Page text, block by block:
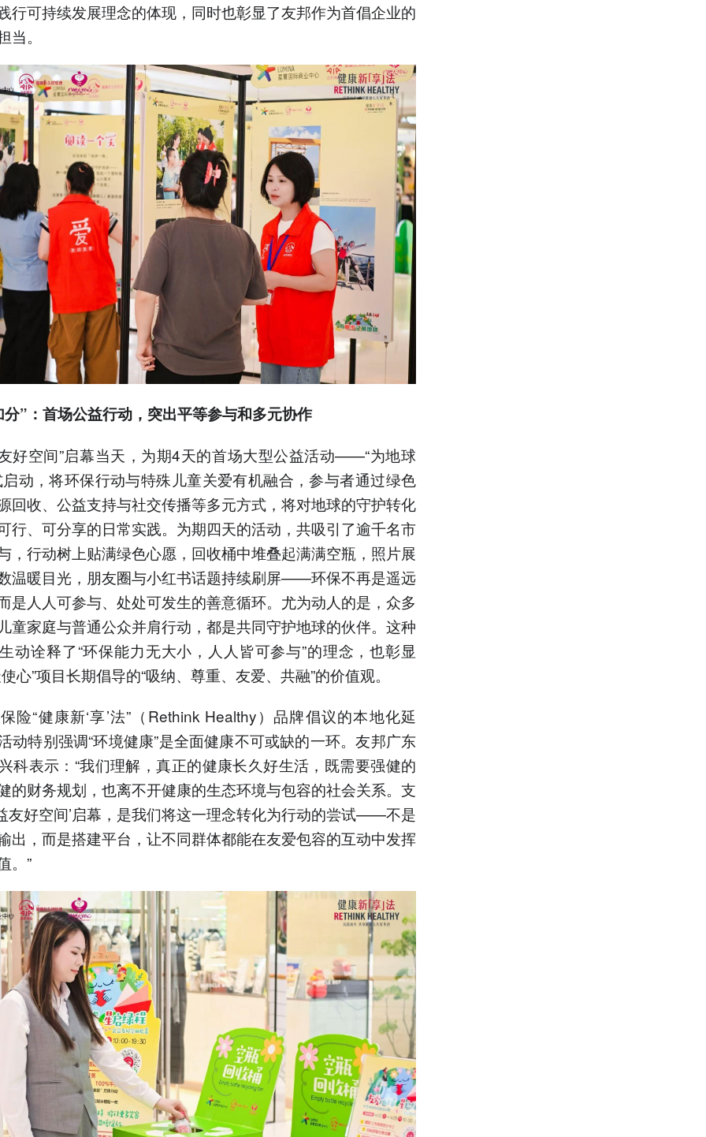
行可持续发展理念的体现，同时也彰显了友邦作为首倡企业的
当。
”：首场公益行动 ，突出平等参与和多元协作
好空间”启幕当天，为期4天的首场大型公益活动——“为地球
启动，将环保行动与特殊儿童关爱有机融合，参与者通过绿色
回收、公益支持与社交传播等多元方式，将对地球的守护转化
行、可分享的日常实践。为期四天的活动，共吸引了逾千名市
，行动树上贴满绿色心愿，回收桶中堆叠起满满空瓶，照片展
温暖目光，朋友圈与小红书话题持续刷屏——环保不再是遥远
是人人可参与、处处可发生的善意循环。尤为动人的是，众多
童家庭与普通公众并肩行动，都是共同守护地球的伙伴。这种
动诠释了“环保能力无大小，人人皆可参与”的理念，也彰显
心”项目长期倡导的“吸纳、尊重、友爱、共融”的价值观。
险“健康新‘享’法”（Rethink Healthy）品牌倡议的本地化延
动特别强调“环境健康”是全面健康不可或缺的一环。友邦广东
科表示：“我们理解，真正的健康长久好生活，既需要强健的
的财务规划，也离不开健康的生态环境与包容的社会关系。支
友好空间’启幕，是我们将这一理念转化为行动的尝试——不是
出，而是搭建平台，让不同群体都能在友爱包容的互动中发挥
。”